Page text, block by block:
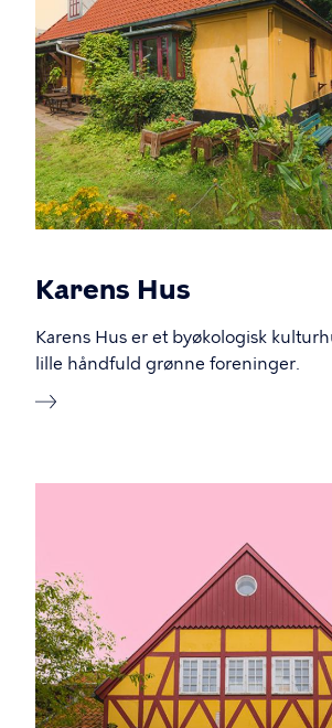
Karens Hus
Karens Hus er et byøkologisk
lille håndfuld grønne foreninger.